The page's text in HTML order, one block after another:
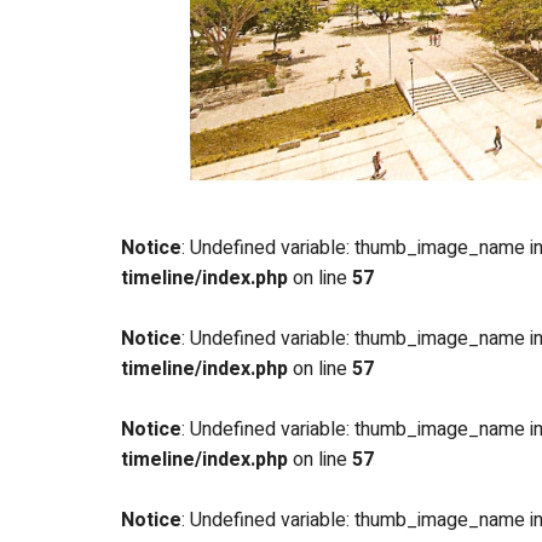
Notice: Undefined variable: thumb_image_name
timeline/index.phpon line57
Notice: Undefined variable: thumb_image_name
timeline/index.phpon line57
Notice: Undefined variable: thumb_image_name
timeline/index.phpon line57
Notice: Undefined variable: thumb_image_name